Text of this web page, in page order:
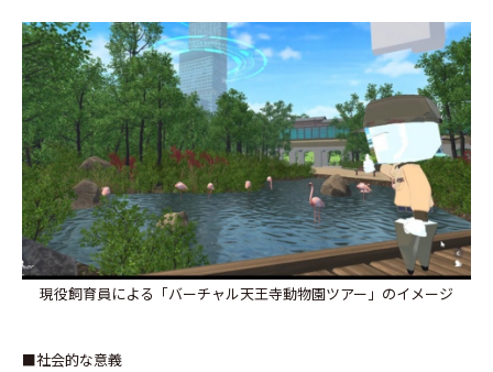
現役飼育員による「バーチャル天王寺動物園ツアー」のイメージ
■社会的な意義